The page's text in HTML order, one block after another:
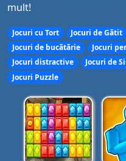
mult!
Jocuri cu Tort Jocuri de Gătit
Jocuri de bucătărie
Jocuri
Jocuri distractive
Jocuri de
Jocuri Puzzle